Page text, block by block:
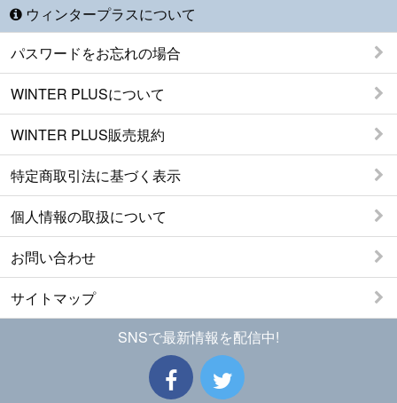
ウィンタープラスについて
パスワードをお忘れの場合
WINTER PLUSについて
WINTER PLUS販売規約
特定商取引法に基づく表示
個人情報の取扱について
お問い合わせ
サイトマップ
SNSで最新情報を配信中!